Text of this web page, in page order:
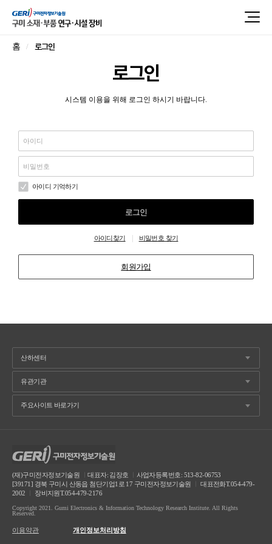
홈 로그인
로그인
시스템 이용을 위해 로그인 하시기 바랍니다.
아이디 기억하기
로그인
아이디찾기 비밀번호 찾기
회원가입
(재)구미전자정보기술원 ㅣ대표자: 김장호
사업자등록번호: 513-82-06753
[39171] 경북 구미시 산동읍 첨단기업1로 17 구미전자정보기술원
대표전화T.054-479-
2002
장비지원T.054-479-2176
Copyright 2021. Gumi Electronics & Information Technology Research Institute. All Rights
Reserved.
이용약관 개인정보처리방침